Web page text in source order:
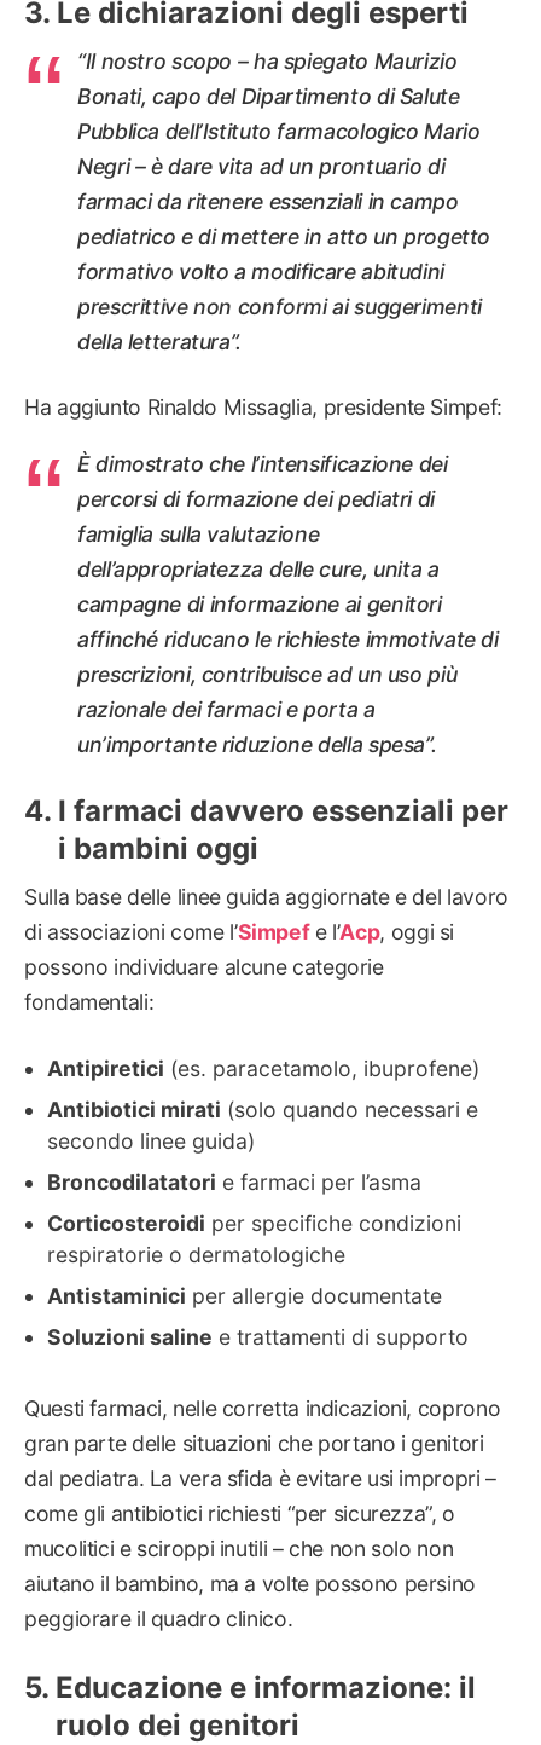
Le dichiarazioni degli esperti
“Il nostro scopo – ha spiegato Maurizio
Bonati, capo del Dipartimento di Salute
Pubblica dell’Istituto farmacologico Mario
Negri – è dare vita ad un prontuario di
farmaci da ritenere essenziali in campo
pediatrico e di mettere in atto un progetto
formativo volto a modificare abitudini
prescrittive non conformi ai suggerimenti
della letteratura”.
Ha aggiunto Rinaldo Missaglia, presidente Simpef:
È dimostrato che l’intensificazione dei
percorsi di formazione dei pediatri di
famiglia sulla valutazione
dell’appropriatezza delle cure, unita a
campagne di informazione ai genitori
affinché riducano le richieste immotivate di
prescrizioni, contribuisce ad un uso più
razionale dei farmaci e porta a
un’importante riduzione della spesa”.
I farmaci davvero essenziali per
i bambini oggi
Sulla base delle linee guida aggiornate e del lavoro
di associazioni come l’Simpefe l’Acp, oggi si
possono individuare alcune categorie
fondamentali:
Antipiretici (es. paracetamolo, ibuprofene)
Antibiotici mirati (solo quando necessari e
secondo linee guida)
Broncodilatatori e farmaci per l’asma
Corticosteroidi per specifiche condizioni
respiratorie o dermatologiche
Antistaminici per allergie documentate
Soluzioni saline e trattamenti di supporto
Questi farmaci, nelle corretta indicazioni, coprono
gran parte delle situazioni che portano i genitori
dal pediatra. La vera sfida è evitare usi impropri –
come gli antibiotici richiesti “per sicurezza”, o
mucolitici e sciroppi inutili – che non solo non
aiutano il bambino, ma a volte possono persino
peggiorare il quadro clinico.
Educazione e informazione: il
ruolo dei genitori